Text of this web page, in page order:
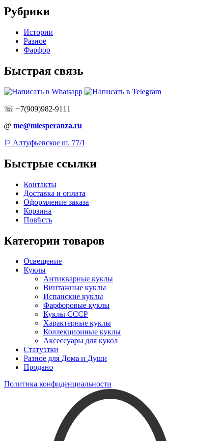
Рубрики
Истории
Разное
Фарфор
Быстрая связь
☏ +7(909)982-9111
@ me@miesperanza.ru
⚐ Алтуфьевское ш. 77/1
Быстрые ссылки
Контакты
Доставка и оплата
Оформление заказа
Корзина
Повѣсть
Категории товаров
Освещение
Куклы
Антикварные куклы
Винтажные куклы
Испанские куклы
Фарфоровые куклы
Куклы СССР
Характерные куклы
Коллекционные куклы
Аксессуары для кукол
Статуэтки
Разное для Дома и Души
Продано
Политика конфиденциальности